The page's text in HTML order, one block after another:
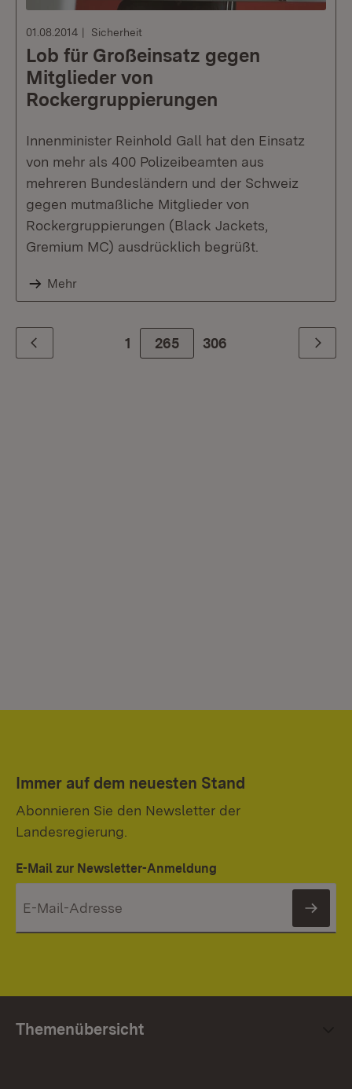
01.08.2014 Sicherheit
Lob für Großeinsatz gegen
Mitglieder von
Rockergruppierungen
Innenminister Reinhold Gall hat den Einsatz
von mehr als 400 Polizeibeamten aus
mehreren Bundesländern und der Schweiz
gegen mutmaßliche Mitglieder von
Rockergruppierungen (Black Jackets,
Gremium MC) ausdrücklich begrüßt.
Mehr
Zurück 1 265 Zur letzte Seite
306 Weiter
Immer auf dem neuesten Stand
Abonnieren Sie den Newsletter der
Landesregierung.
E-Mail zur Newsletter-Anmeldung
Themenübersicht